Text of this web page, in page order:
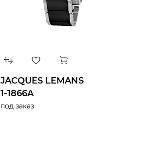
JACQUES LEMANS
1-1866A
под заказ